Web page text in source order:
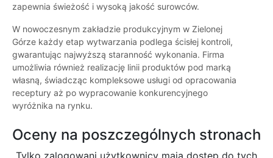
zapewnia świeżość i wysoką jakość surowców.
W nowoczesnym zakładzie produkcyjnym w Zielonej
Górze każdy etap wytwarzania podlega ścisłej kontroli,
gwarantując najwyższą staranność wykonania. Firma
umożliwia również realizację linii produktów pod marką
własną, świadcząc kompleksowe usługi od opracowania
receptury aż po wypracowanie konkurencyjnego
wyróżnika na rynku.
Oceny na poszczególnych stronach